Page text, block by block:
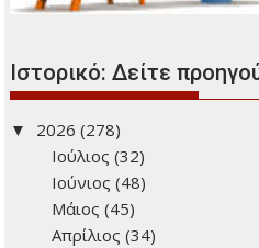
Ιστορικό: Δείτε
2026 (278)
Ιούλιος (32)
Ιούνιος (48)
Μάιος (45)
Απρίλιος (34)